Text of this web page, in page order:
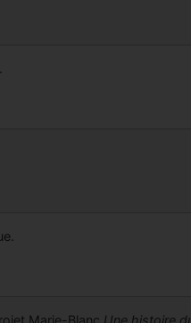
Marie-Blanc Une histoire